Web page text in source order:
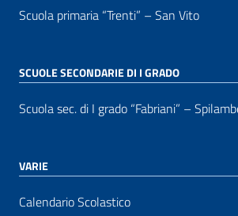
Scuola primaria “Trenti” – San Vito
SCUOLE SECONDARIE DI I GRADO
Scuola sec. di I grado “Fabriani” –
VARIE
Calendario Scolastico